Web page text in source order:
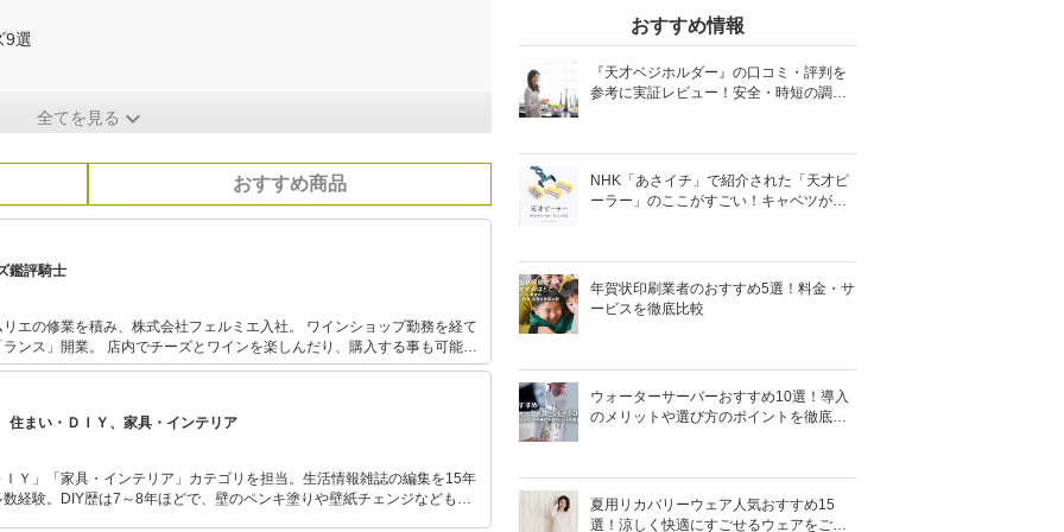
9選
全てを見る
おすすめ商品
鑑評騎士
エの修業を積み、株式会社フェルミエ入社。 ワインショップ勤務を経て
ンス」開業。 店内でチーズとワインを楽しんだり、購入する事も可能で
住まい・ＤＩＹ、家具・インテリア
Ｙ」「家具・インテリア」カテゴリを担当。生活情報雑誌の編集を15年
経験。DIY歴は7～8年ほどで、壁のペンキ塗りや壁紙チェンジなどもチ
おすすめ情報
『天才ベジホルダー』の口コミ・評判を
参考に実証レビュー！安全・時短の調理
NHK「あさイチ」で紹介された「天才ピ
ーラー」のここがすごい！キャベツがほ
年賀状印刷業者のおすすめ5選！料金・サ
ービスを徹底比較
ウォーターサーバーおすすめ10選！導入
のメリットや選び方のポイントを徹底解
夏用リカバリーウェア人気おすすめ15
選！涼しく快適にすごせるウェアをご紹